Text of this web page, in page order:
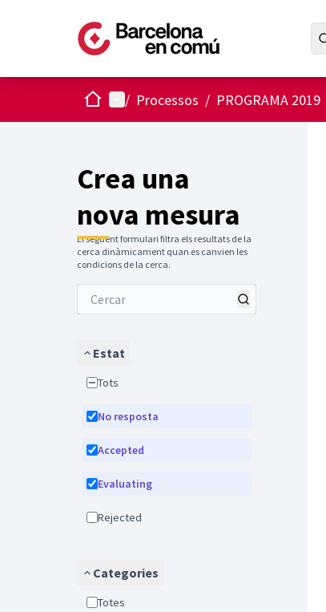
Inici Menú principal
/ Processos / PROGRAMA 2019
Crea una
nova mesura
El següent formulari filtra els resultats de la
cerca dinàmicament quan es canvien les
condicions de la cerca.
Estat
Tots
No resposta
Accepted
Evaluating
Rejected
Categories
Totes